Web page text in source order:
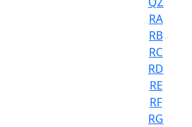
RA
RB
RC
RD
RE
RF
RG